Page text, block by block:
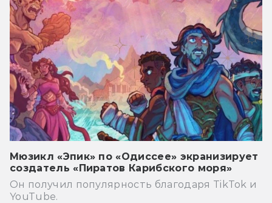
Мюзикл «Эпик» по «Одиссее» экранизирует
создатель «Пиратов Карибского моря»
Он получил популярность благодаря TikTok и
YouTube.